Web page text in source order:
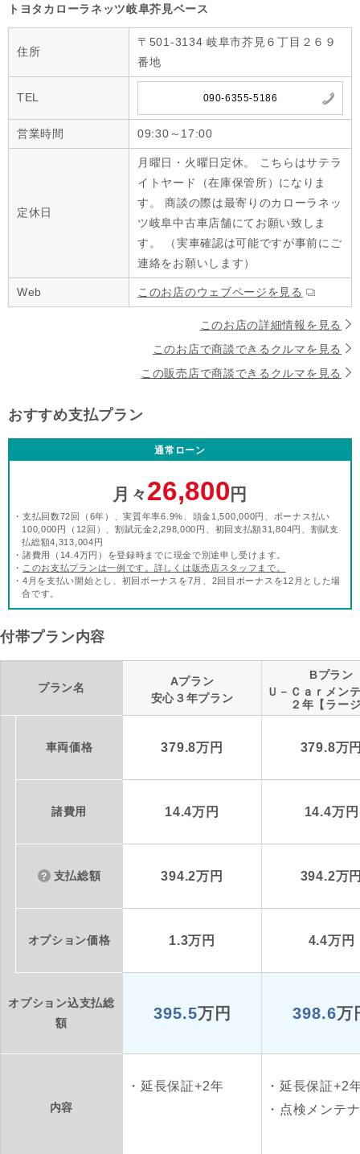
トヨタカローラネッツ岐阜芥見ベース
住所
〒501-3134 岐阜市芥見６丁目２６９
番地
TEL 090-6355-5186
営業時間 09:30～17:00
定休日
月曜日・火曜日定休。 こちらはサテラ
イトヤード（在庫保管所）になりま
す。 商談の際は最寄りのカローラネッ
ツ岐阜中古車店舗にてお願い致しま
す。 （実車確認は可能ですが事前にご
連絡をお願いします）
Web このお店のウェブページを見る
このお店の詳細情報を見る
このお店で商談できるクルマを見る
この販売店で商談できるクルマを見る
おすすめ支払プラン
通常ローン
月々26,800 円
・支払回数72回（6年）、実質年率6.9%、頭金1,500,000円、ボーナス払い
100,000円（12回）、割賦元金2,298,000円、初回支払額31,804円、割賦支
払総額4,313,004円
・諸費用（14.4万円）を登録時までに現金で別途申し受けます。
・ このお支払プランは一例です。詳しくは販売店スタッフまで。
・4月を支払い開始とし、初回ボーナスを7月、2回目ボーナスを12月とした場
合です。
付帯プラン内容
プラン名
Aプラン
安心３年プラン
Bプラン
Ｕ－Ｃａｒメン
２年【ラー
車両価格 379.8万円 379.8万
諸費用 14.4万円 14.4万円
支払総額 394.2万円 394.2万
オプション価格 1.3万円 4.4万円
オプション込支払総
額
395.5万円 398.6万
内容
延長保証+2年
延長保証+2
点検メンテ